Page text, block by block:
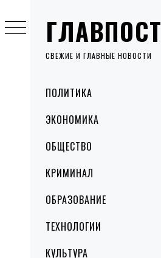
ГЛАВПОСТ
СВЕЖИЕ И ГЛАВНЫЕ НОВОСТИ
MenuПОЛИТИКА
ЭКОНОМИКА
ОБЩЕСТВО
КРИМИНАЛ
ОБРАЗОВАНИЕ
ТЕХНОЛОГИИ
КУЛЬТУРА
to
content